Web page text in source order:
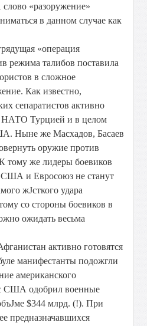
«разоружение»
в данном случае как
«операция
режима талибов поставила
в сложное
Как известно,
сепаратистов активно
НАТО Турцией и в целом
Ныне же Масхадов, Басаев
оружие против
же лидеры боевиков
США и Евросоюз не станут
жЈсткого удара
со стороны боевиков в
ожидать весьма
активно готовятся
манифестанты подожгли
американского
США одобрил военные
$344 млрд. (!). При
предназначавшихся